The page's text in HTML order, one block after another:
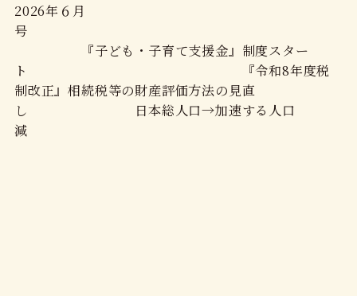
2026年６月
号
『子ども・子育て支援金』制度スター
ト 『令和8年度税
制改正』相続税等の財産評価方法の見直
し 日本総人口→加速する人口
減